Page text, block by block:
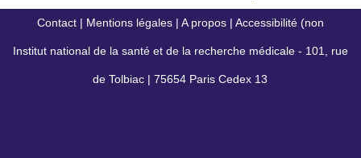
Contact | Mentions légales | A propos | Accessibilité (non
conforme)
Institut national de la santé et de la recherche médicale - 101, rue
de Tolbiac | 75654 Paris Cedex 13